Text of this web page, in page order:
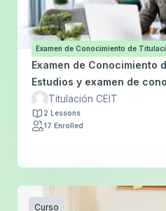
Examen de Conocimiento de
Examen de Conocimiento
Estudios y examen de
Titulación CEIT
2 Lessons
17 Enrolled
Curso